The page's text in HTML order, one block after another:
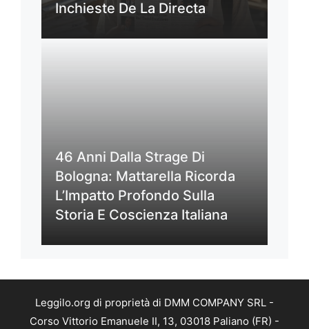
Inchieste De La Directa
46 Anni Dalla Strage Di
Bologna: Mattarella Ricorda
L’Impatto Profondo Sulla
Storia E Coscienza Italiana
Leggilo.org di proprietà di DMM COMPANY SRL -
Corso Vittorio Emanuele II, 13, 03018 Paliano (FR) -